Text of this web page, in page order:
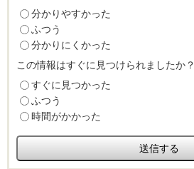
分かりやすかった
ふつう
分かりにくかった
この情報はすぐに見つけられましたか？
すぐに見つかった
ふつう
時間がかかった